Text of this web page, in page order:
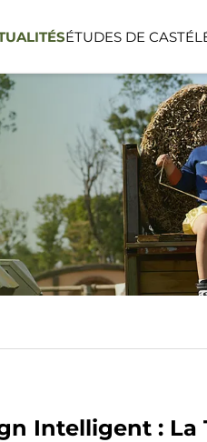
ESPACE PUBLIC
ÉTUDES DE CAS
Intelligent :